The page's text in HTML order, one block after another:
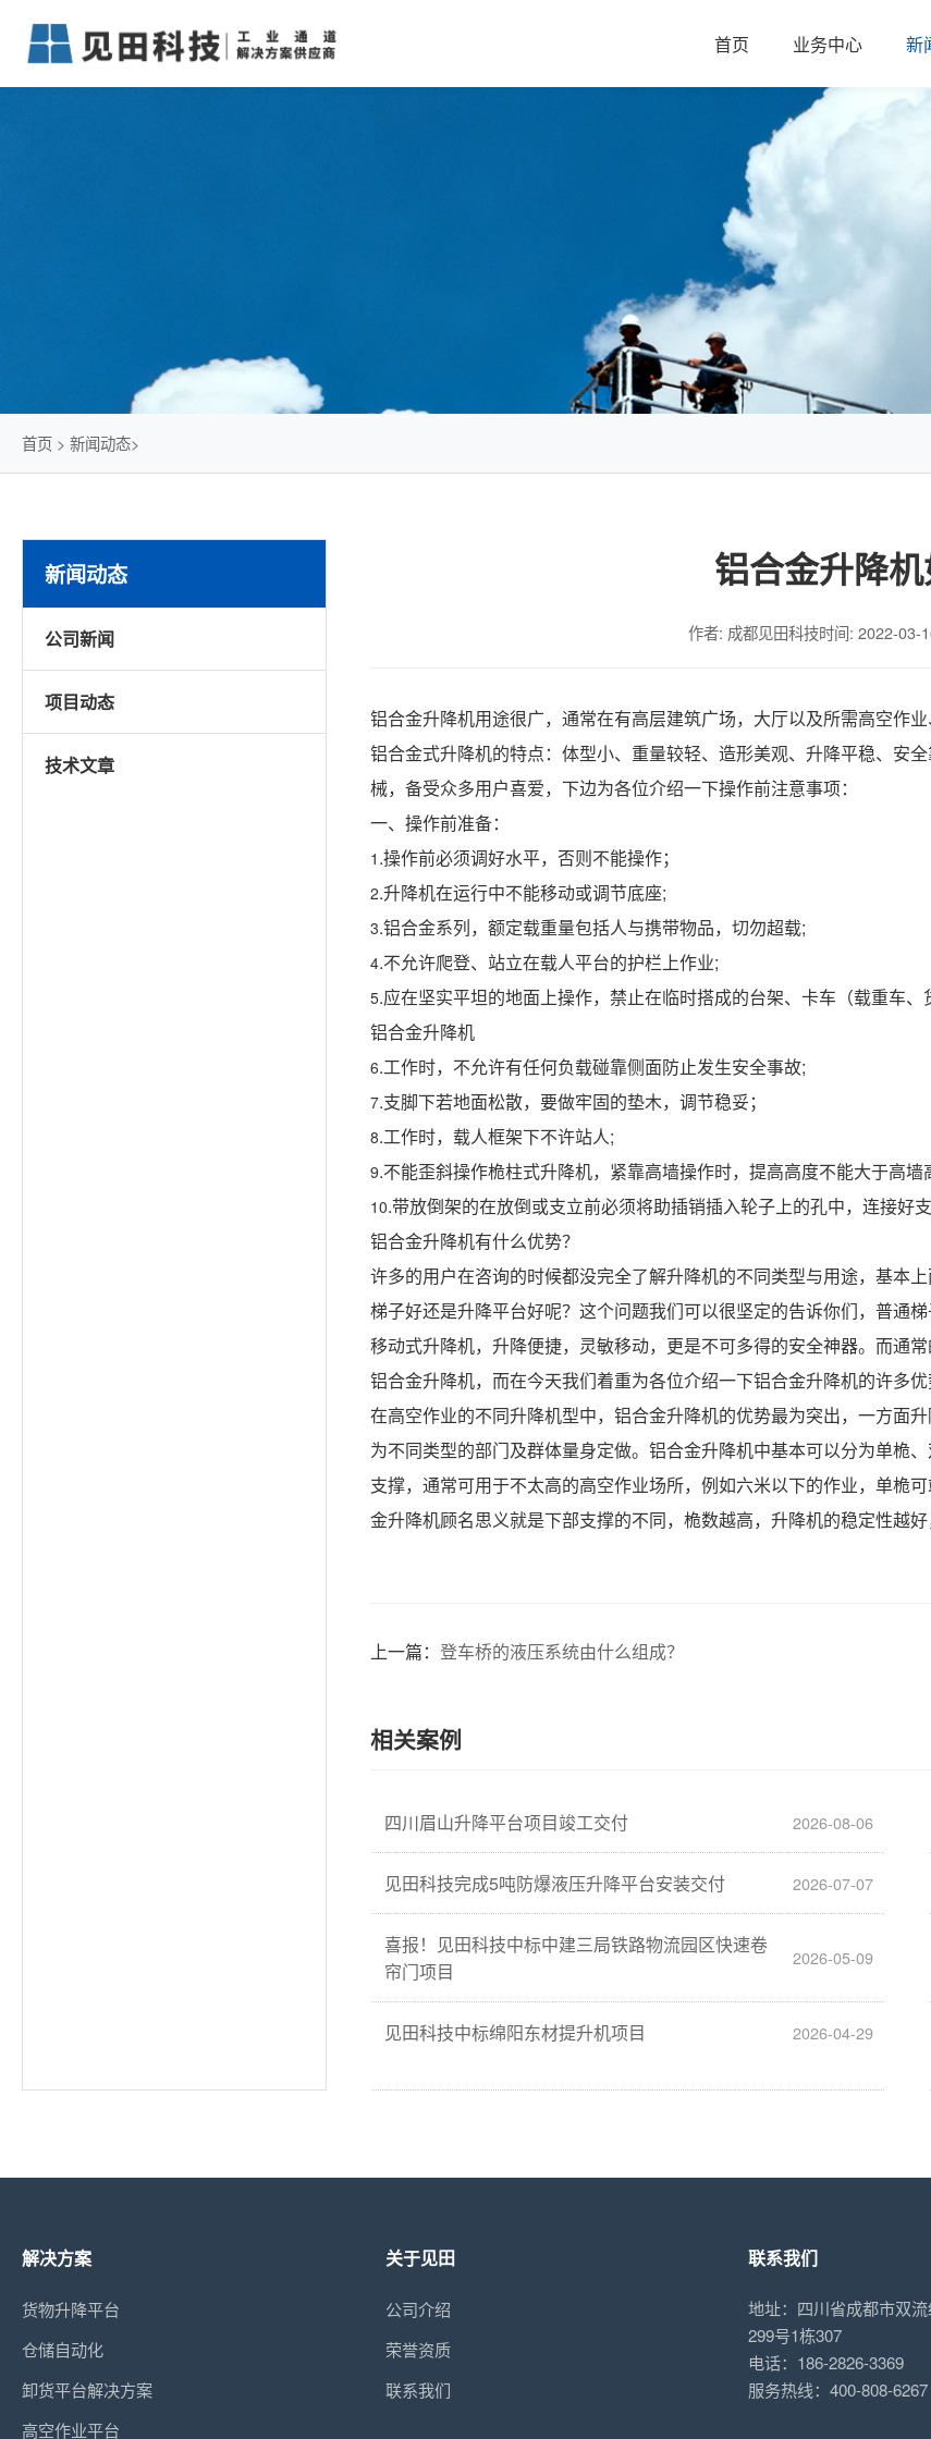
首页 业务中心 新
首页 > 新闻动态>
新闻动态
公司新闻
项目动态
技术文章
铝合金升降机
作者: 成都见田科技时间: 2022-03-
铝合金升降机用途很广，通常在有高层建筑广场，大厅以及所需高空作
铝合金式升降机的特点：体型小、重量较轻、造形美观、升降平稳、安
械，备受众多用户喜爱，下边为各位介绍一下操作前注意事项：
一、操作前准备：
1 .操作前必须调好水平，否则不能操作；
2.升降机在运行中不能移动或调节底座;
3.铝合金系列，额定载重量包括人与携带物品，切勿超载;
4.不允许爬登、站立在载人平台的护栏上作业;
5.应在坚实平坦的地面上操作，禁止在临时搭成的台架、卡车（载重车
铝合金升降机
6.工作时，不允许有任何负载碰靠侧面防止发生安全事故;
7.支脚下若地面松散，要做牢固的垫木，调节稳妥；
8.工作时，载人框架下不许站人;
9.不能歪斜操作桅柱式升降机，紧靠高墙操作时，提高高度不能大于高墙
10.带放倒架的在放倒或支立前必须将助插销插入轮子上的孔中，连接好
铝合金升降机有什么优势？
许多的用户在咨询的时候都没完全了解升降机的不同类型与用途，基本
梯子好还是升降平台好呢？这个问题我们可以很坚定的告诉你们，普通
移动式升降机，升降便捷，灵敏移动，更是不可多得的安全神器。而通
铝合金升降机，而在今天我们着重为各位介绍一下铝合金升降机的许多优
在高空作业的不同升降机型中，铝合金升降机的优势最为突出，一方面
为不同类型的部门及群体量身定做。铝合金升降机中基本可以分为单桅
支撑，通常可用于不太高的高空作业场所，例如六米以下的作业，单桅
金升降机顾名思义就是下部支撑的不同，桅数越高，升降机的稳定性越好
上一篇： 登车桥的液压系统由什么组成？
相关案例
四川眉山升降平台项目竣工交付 2026-08-06
见田科技完成5吨防爆液压升降平台安装交付 2026-07-07
喜报！见田科技中标中建三局铁路物流园区快速卷
帘门项目
2026-05-09
见田科技中标绵阳东材提升机项目 2026-04-29
解决方案
货物升降平台
仓储自动化
卸货平台解决方案
高空作业平台
关于见田
公司介绍
荣誉资质
联系我们
联系我们
地址：四川省成都市双
299号1栋307
电话：186-2826-3369
服务热线：400-808-6267